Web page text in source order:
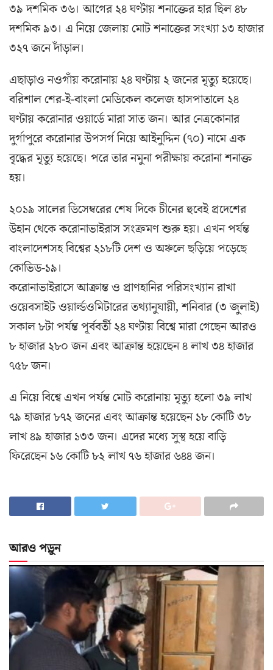
৩৯ দশমিক ৩৬। আগের ২৪ ঘণ্টায় শনাক্তের হার ছিল ৪৮
দশমিক ৯৩। এ নিয়ে জেলায় মোট শনাক্তের সংখ্যা ১৩ হাজার
৩২৭ জনে দাঁড়াল।
এছাড়াও নওগাঁয় ক‌রোনায় ২৪ ঘণ্টায় ২ জ‌নের মৃত‌্যু হয়েছে।
বরিশাল শের-ই-বাংলা মেডিকেল কলেজ হাসপাতালে ২৪
ঘণ্টায় করোনার ওয়ার্ডে মারা সাত জন। আর নেত্রকোনার
দুর্গাপুরে করোনার উপসর্গ নিয়ে আইনুদ্দিন (৭০) নামে এক
বৃদ্ধের মৃত্যু হয়েছে। পরে তার নমুনা পরীক্ষায় করোনা শনাক্ত
হয়।
২০১৯ সালের ডিসেম্বরের শেষ দিকে চীনের হুবেই প্রদেশের
উহান থেকে করোনাভাইরাস সংক্রমণ শুরু হয়। এখন পর্যন্ত
বাংলাদেশসহ বিশ্বের ২১৮টি দেশ ও অঞ্চলে ছড়িয়ে পড়েছে
কোভিড-১৯।
করোনাভাইরাসে আক্রান্ত ও প্রাণহানির পরিসংখ্যান রাখা
ওয়েবসাইট ওয়ার্ল্ডওমিটারের তথ্যানুযায়ী, শনিবার (৩ জুলাই)
সকাল ৮টা পর্যন্ত পূর্ববর্তী ২৪ ঘণ্টায় বিশ্বে মারা গেছেন আরও
৮ হাজার ২৮০ জন এবং আক্রান্ত হয়েছেন ৪ লাখ ৩৪ হাজার
৭৫৮ জন।
এ নিয়ে বিশ্বে এখন পর্যন্ত মোট করোনায় মৃত্যু হলো ৩৯ লাখ
৭৯ হাজার ৮৭২ জনের এবং আক্রান্ত হয়েছেন ১৮ কোটি ৩৮
লাখ ৪৯ হাজার ১৩৩ জন। এদের মধ্যে সুস্থ হয়ে বাড়ি
ফিরেছেন ১৬ কোটি ৮২ লাখ ৭৬ হাজার ৬৪৪ জন।
আরও পড়ুন